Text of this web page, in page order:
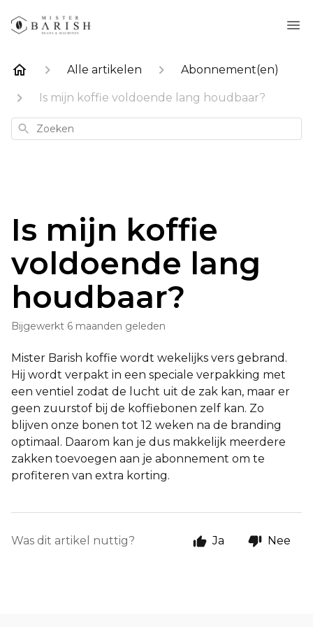
Alle artikelen Abonnement(en)
Is mijn koffie voldoende lang houdbaar?
Zoeken
Is mijn koffie
voldoende lang
houdbaar?
Bijgewerkt 6 maanden geleden
Mister Barish koffie wordt wekelijks vers gebrand.
Hij wordt verpakt in een speciale verpakking met
een ventiel zodat de lucht uit de zak kan, maar er
geen zuurstof bij de koffiebonen zelf kan. Zo
blijven onze bonen tot 12 weken na de branding
optimaal. Daarom kan je dus makkelijk meerdere
zakken toevoegen aan je abonnement om te
profiteren van extra korting.
Was dit artikel nuttig? Ja Nee